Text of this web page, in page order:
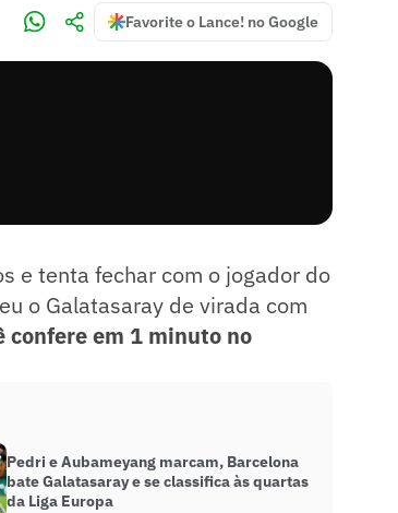
Favorite o Lance! no Google
e tenta fechar com o jogador do
o Galatasaray de virada com
confere em 1 minuto no
Pedri e Aubameyang marcam, Barcelona
bate Galatasaray e se classifica às quartas
da Liga Europa